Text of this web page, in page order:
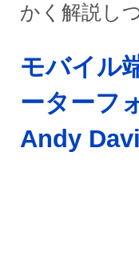
かく解説し
モバイル
ーターフ
Andy